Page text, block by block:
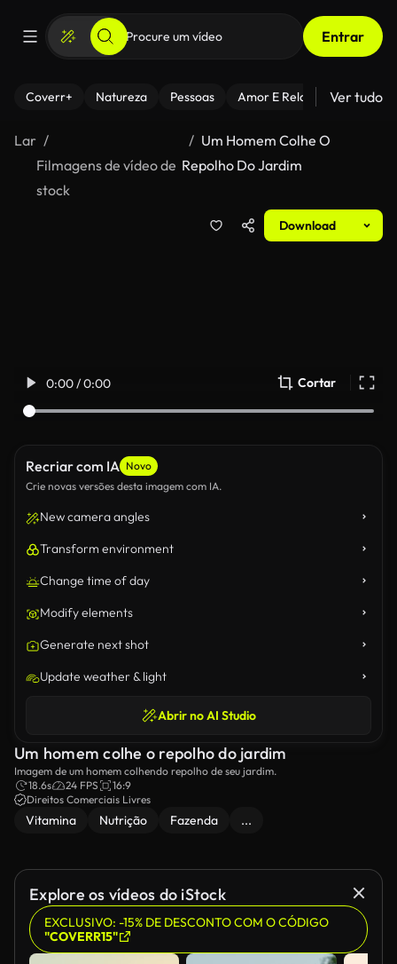
Entrar
Coverr+ Natureza Pessoas Amor E Relacionamentos
Ver tudo
Lar
Filmagens de vídeo de
stock
Um Homem Colhe O
Repolho Do Jardim
Download
0:00 / 0:00 Cortar
Recriar com IA Novo
Crie novas versões desta imagem com IA.
New camera angles
Transform environment
Change time of day
Modify elements
Generate next shot
Update weather & light
Abrir no AI Studio
Um homem colhe o repolho do jardim
Imagem de um homem colhendo repolho de seu jardim.
18.6s
24 FPS
16:9
Direitos Comerciais Livres
Vitamina Nutrição Fazenda ...
Explore os vídeos do iStock
EXCLUSIVO: -15% DE DESCONTO COM O CÓDIGO
"COVERR15"